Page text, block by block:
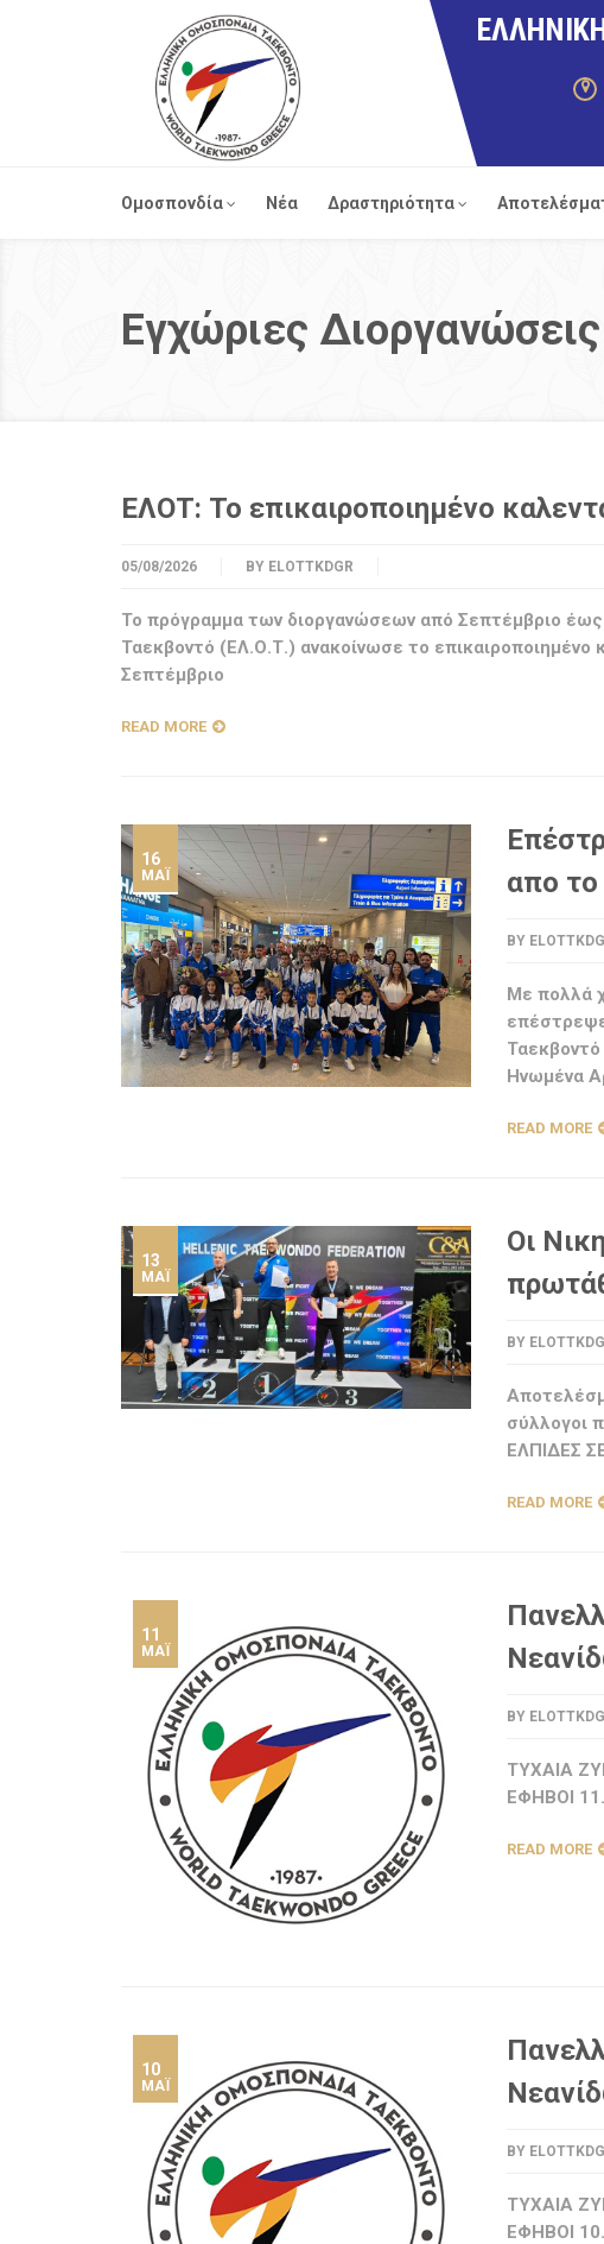
Ομοσπονδία Νέα Δραστηριότητα
Εγχώριες Διοργανώσεις
ΕΛΟΤ: Το επικαιροποιημένο
05/08/2026 BY ELOTTKDGR
Το πρόγραμμα των διοργανώσεων από Σεπτέμβριο
Ταεκβοντό (ΕΛ.Ο.Τ.) ανακοίνωσε το
Σεπτέμβριο
READ MORE
16
ΜΆΙ
απο
BY
Με πολλά
Ηνωμένα
READ MORE
13
ΜΆΙ
Οι
BY
σύλλογοι
ΕΛΠΙΔΕΣ
READ MORE
11
ΜΆΙ
BY
ΤΥΧΑΙΑ
ΕΦΗΒΟΙ
READ MORE
10
ΜΆΙ
BY
ΤΥΧΑΙΑ
ΕΦΗΒΟΙ